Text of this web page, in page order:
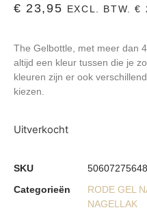
€ 23,95 EXCL. BTW.€
The Gelbottle, met meer dan
altijd een kleur tussen die je
kleuren zijn er ook
kiezen.
Uitverkocht
SKU
Categorieën
RODE GEL
NAGELLAK